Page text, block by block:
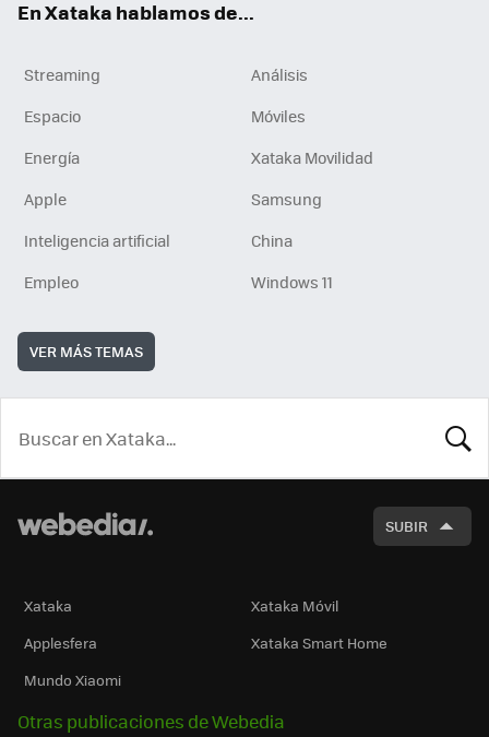
En Xataka hablamos de...
Streaming
Análisis
Espacio
Móviles
Energía
Xataka Movilidad
Apple
Samsung
Inteligencia artificial
China
Empleo
Windows 11
VER MÁS TEMAS
SUBIR
Xataka
Xataka Móvil
Applesfera
Xataka Smart Home
Mundo Xiaomi
Otras publicaciones de Webedia